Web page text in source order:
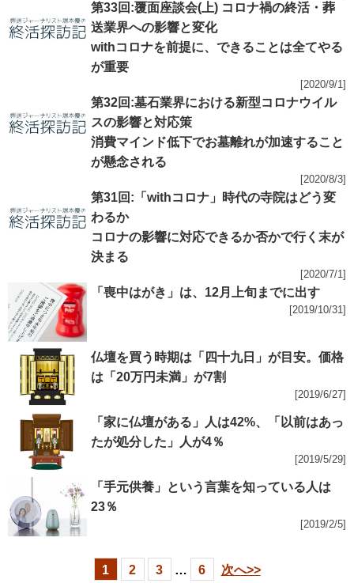
第33回:覆面座談会(上) コロナ禍の終活・葬
送業界への影響と変化
withコロナを前提に、できることは全てやる
が重要
[2020/9/1]
第32回:墓石業界における新型コロナウイル
スの影響と対応策
消費マインド低下でお墓離れが加速すること
が懸念される
[2020/8/3]
第31回:「withコロナ」時代の寺院はどう変
わるか
コロナの影響に対応できるか否かで行く末が
決まる
[2020/7/1]
「喪中はがき」は、12月上旬までに出す
[2019/10/31]
仏壇を買う時期は「四十九日」が目安。価格
は「20万円未満」が7割
[2019/6/27]
「家に仏壇がある」人は42%、「以前はあっ
たが処分した」人が4％
[2019/5/29]
「手元供養」という言葉を知っている人は
23％
[2019/2/5]
1 2 3 … 6 次へ>>